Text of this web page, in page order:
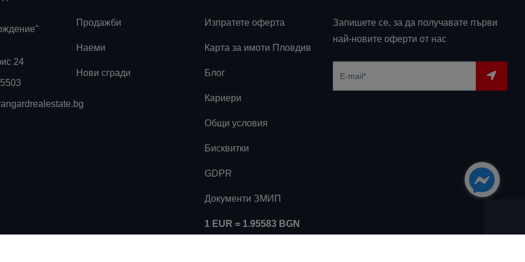
24
Продажби
Наеми
Нови сгради
Изпратете оферта
Карта за имоти Пловдив
Блог
Кариери
Общи условия
Бисквитки
GDPR
Документи ЗМИП
1 EUR = 1.95583 BGN
Запишете се, за да получавате първи
най-новите оферти от нас